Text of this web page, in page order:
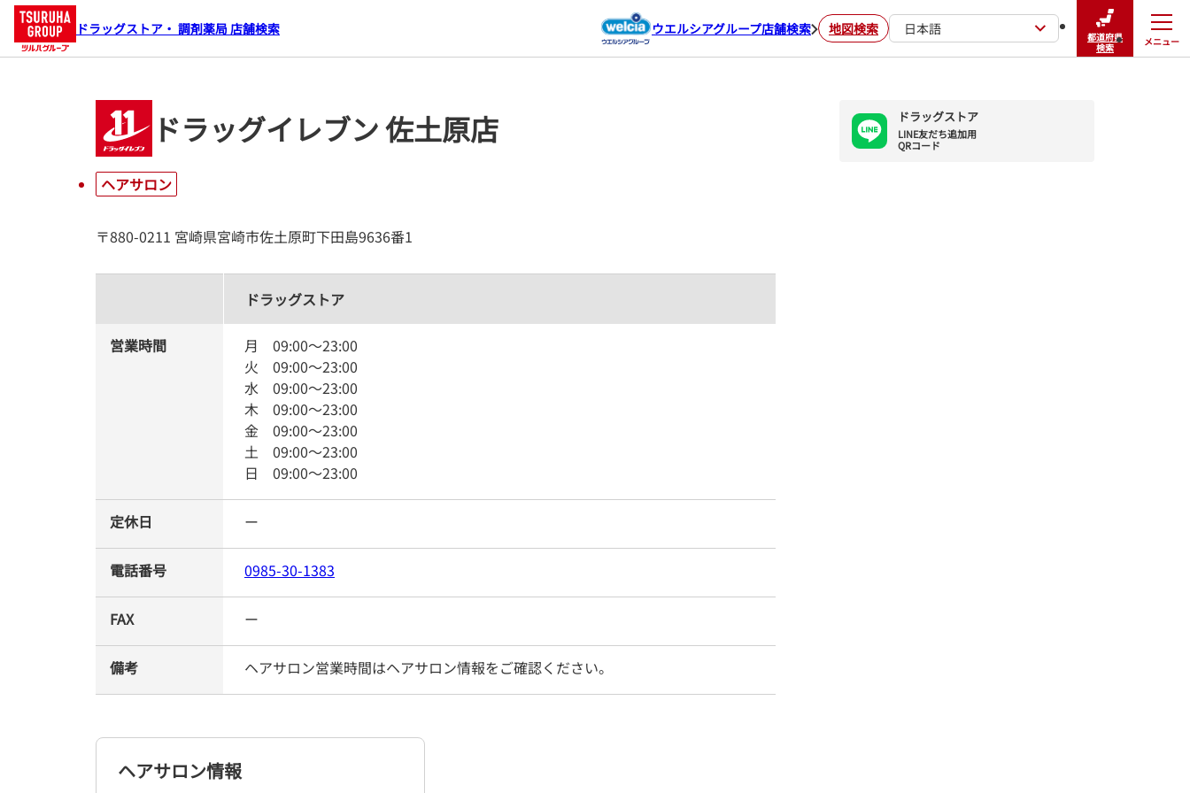
ドラッグストア・ 調剤薬局 店舗検索 ウエルシアグループ店舗検索 地図検索 日本語
都道府県
検索
メニュー
閉じる
ドラッグイレブン 佐土原店
ヘアサロン
〒880-0211 宮崎県宮崎市佐土原町下田島9636番1
ドラッグストア
LINE友だち追加用
QRコード
ドラッグストア
営業時間 月 09:00～23:00
火 09:00～23:00
水 09:00～23:00
木 09:00～23:00
金 09:00～23:00
土 09:00～23:00
日 09:00～23:00
定休日 ー
電話番号 0985-30-1383
FAX ー
備考 ヘアサロン営業時間はヘアサロン情報をご確認ください。
ヘアサロン情報